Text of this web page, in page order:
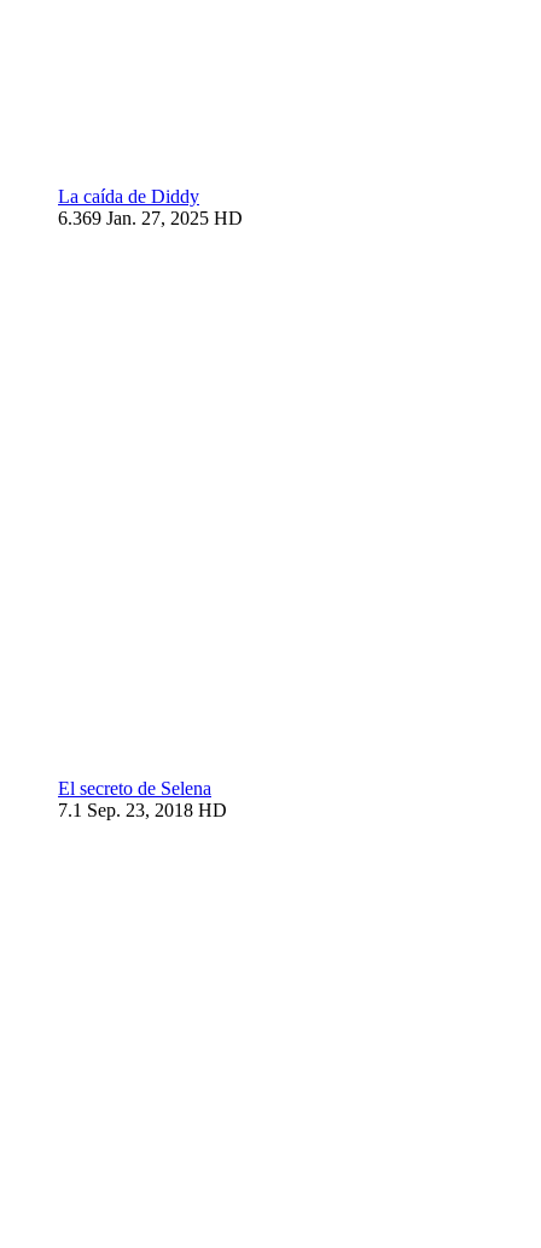
La caída de Diddy
6.369 Jan. 27, 2025 HD
El secreto de Selena
7.1 Sep. 23, 2018 HD